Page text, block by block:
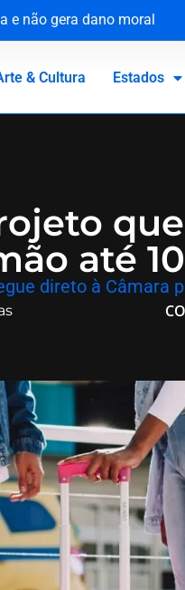
e não gera dano moral
defesa da saúde pública
do ataque atômico
& Cultura Estados
até
direto à Câmara